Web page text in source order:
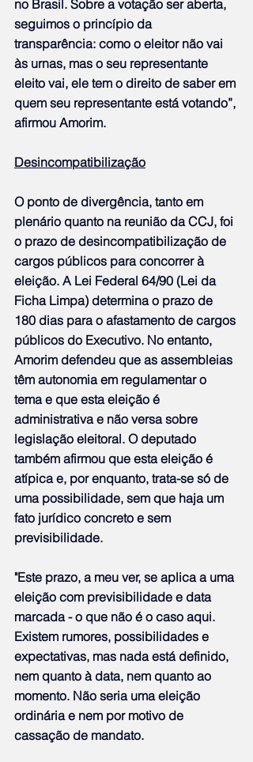
no Brasil. Sobre a votação ser aberta,
seguimos o princípio da
transparência: como o eleitor não vai
às urnas, mas o seu representante
eleito vai, ele tem o direito de saber em
quem seu representante está votando”,
afirmou Amorim.
Desincompatibilização
O ponto de divergência, tanto em
plenário quanto na reunião da CCJ, foi
o prazo de desincompatibilização de
cargos públicos para concorrer à
eleição. A Lei Federal 64/90 (Lei da
Ficha Limpa) determina o prazo de
180 dias para o afastamento de cargos
públicos do Executivo. No entanto,
Amorim defendeu que as assembleias
têm autonomia em regulamentar o
tema e que esta eleição é
administrativa e não versa sobre
legislação eleitoral. O deputado
também afirmou que esta eleição é
atípica e, por enquanto, trata-se só de
uma possibilidade, sem que haja um
fato jurídico concreto e sem
previsibilidade.
"Este prazo, a meu ver, se aplica a uma
eleição com previsibilidade e data
marcada - o que não é o caso aqui.
Existem rumores, possibilidades e
expectativas, mas nada está definido,
nem quanto à data, nem quanto ao
momento. Não seria uma eleição
ordinária e nem por motivo de
cassação de mandato.